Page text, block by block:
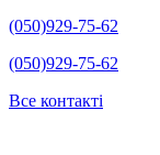
(050)929-75-62
(050)929-75-62
Все контакті